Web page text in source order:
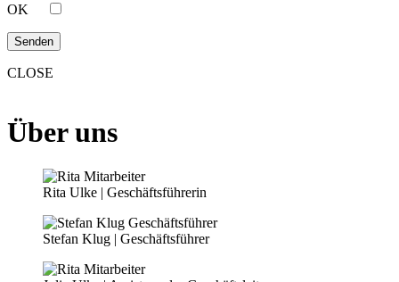
OK
CLOSE
Über uns
Rita Ulke | Geschäftsführerin
Stefan Klug | Geschäftsführer